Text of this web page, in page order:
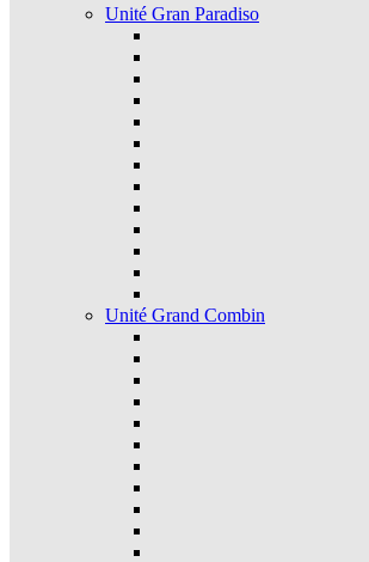
Unité Gran Paradiso
Unité Grand Combin